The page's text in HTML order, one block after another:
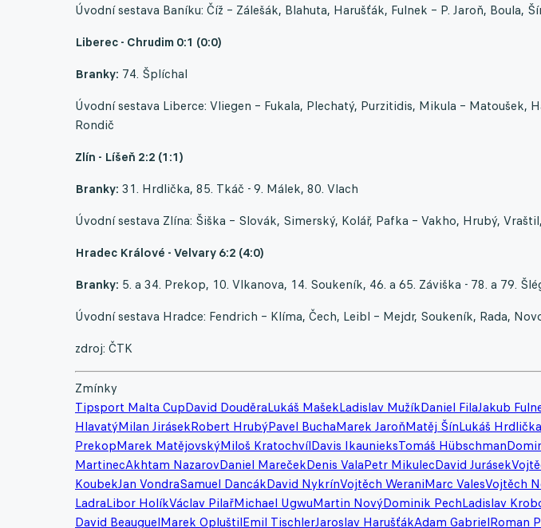
Úvodní sestava Baníku: Číž – Zálešák, Blahuta, Harušťák, Fulnek – P. Jaroň, Boula,
Liberec - Chrudim 0:1 (0:0)
Branky: 74. Šplíchal
Úvodní sestava Liberce: Vliegen – Fukala, Plechatý, Purzitidis, Mikula – Matoušek,
Rondič
Zlín - Líšeň 2:2 (1:1)
Branky: 31. Hrdlička, 85. Tkáč - 9. Málek, 80. Vlach
Úvodní sestava Zlína: Šiška – Slovák, Simerský, Kolář, Pafka – Vakho, Hrubý,
Hradec Králové - Velvary 6:2 (4:0)
Branky: 5. a 34. Prekop, 10. Vlkanova, 14. Soukeník, 46. a 65. Záviška - 78. a 79.
Úvodní sestava Hradce: Fendrich – Klíma, Čech, Leibl – Mejdr, Soukeník, Rada,
zdroj: ČTK
Zmínky
Tipsport Malta CupDavid DouděraLukáš MašekLadislav MužíkDaniel FilaJakub
HlavatýMilan JirásekRobert HrubýPavel BuchaMarek JaroňMatěj ŠínLukáš Hrdlička
PrekopMarek MatějovskýMiloš KratochvílDavis IkaunieksTomáš Hübschman
MartinecAkhtam NazarovDaniel MarečekDenis ValaPetr MikulecDavid Jurásek
KoubekJan VondraSamuel DancákDavid NykrínVojtěch WeraniMarc ValesVojtěch
LadraLibor HolíkVáclav PilařMichael UgwuMartin NovýDominik PechLadislav
David BeauguelMarek OpluštilEmil TischlerJaroslav HarušťákAdam GabrielRoman